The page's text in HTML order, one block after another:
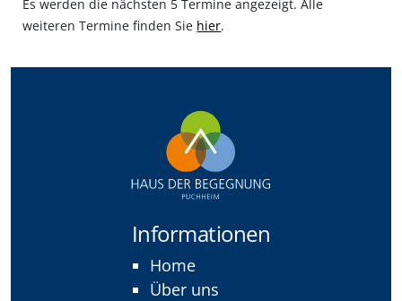
Es werden die nächsten 5 Termine angezeigt. Alle
weiteren Termine finden Sie hier.
Informationen
Home
Über uns